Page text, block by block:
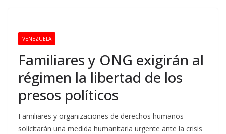
VENEZUELA
Familiares y ONG exigirán al
régimen la libertad de los
presos políticos
Familiares y organizaciones de derechos humanos
solicitarán una medida humanitaria urgente ante la crisis